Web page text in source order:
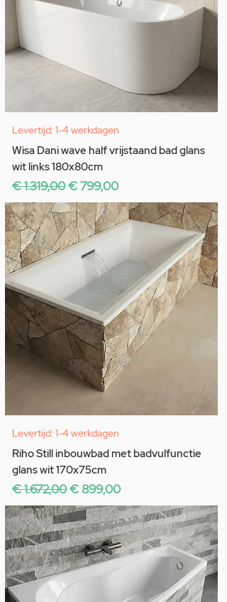
Levertijd: 1-4 werkdagen
Wisa Dani wave half vrijstaand bad glans
wit links 180x80cm
Normale prijs
€ 1.319,00Verkoopprijs
€ 799,00
Levertijd: 1-4 werkdagen
Riho Still inbouwbad met badvulfunctie
glans wit 170x75cm
Normale prijs
€ 1.672,00Verkoopprijs
€ 899,00